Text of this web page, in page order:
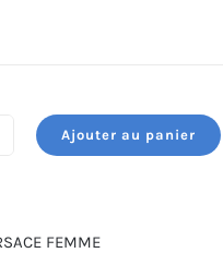
Ajouter au panier
FEMME